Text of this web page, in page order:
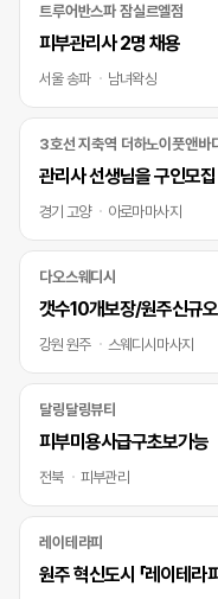
트루어반스파 잠실르엘점
피부관리사 2명 채용
서울 송파 남녀왁싱
3호선 지축역 더하노이풋앤바
관리사 선생님을 구인모집
경기 고양 아로마마사지
다오스웨디시
갯수10개보장/원주신규
강원 원주 스웨디시마사지
달링달링뷰티
피부미용사급구초보가능
전북 피부관리
레이테라피
원주 혁신도시 「레이테